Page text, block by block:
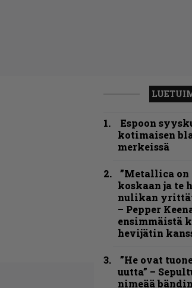
Espoon
kotimaisen
merkeissä
”Metallica
koskaan ja te
nulikan
– Pepper
ensimmäistä
hevijätin
”He ovat
uutta” –
nimeää